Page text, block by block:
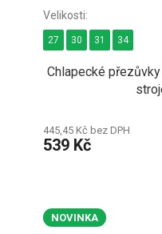
Chlapecké
445,45 Kč bez DPH
539 Kč
27 30 31 34
NOVINKA